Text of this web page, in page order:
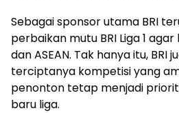
Sebagai sponsor utama BRI
perbaikan mutu BRI Liga 1
dan ASEAN. Tak hanya itu, BRI
terciptanya kompetisi yang
penonton tetap menjadi
baru liga.